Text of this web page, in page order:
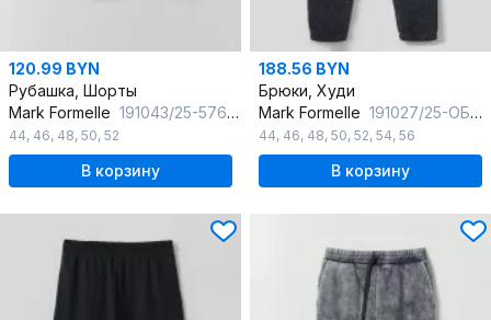
120.99 BYN
Рубашка, Шорты
Mark Formelle 191043/25-5761Ц-2 белый_перец
44, 46, 48, 50, 52
В корзину
188.56 BYN
Брюки, Худи
Mark Formelle 191027/25-ОБР5896П-7П ACID_WASH_графит_009.2_Эйсид_007_Энзим
44, 46, 48, 50, 52, 54, 56
В корзину